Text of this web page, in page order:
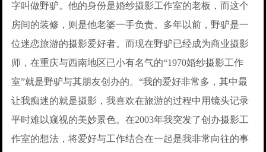
字叫做野驴。他的身份是婚纱摄影工作室的老板，而这个
房间的装修，则是他老婆一手负责。多年以前，野驴是一
位迷恋旅游的摄影爱好者。而现在野驴已经成为商业摄影
师，在重庆与西南地区已小有名气的“1970婚纱摄影工作
室”就是野驴与其朋友创办的。“我的爱好非常多，其中最
让我痴迷的就是摄影，我喜欢在旅游的过程中用镜头记录
平时难以窥视的美妙景色。在2003年我突发了创办摄影工
作室的想法，将爱好与工作结合在一起是我非常向往的事